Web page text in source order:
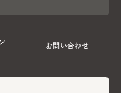
お問い合わせ